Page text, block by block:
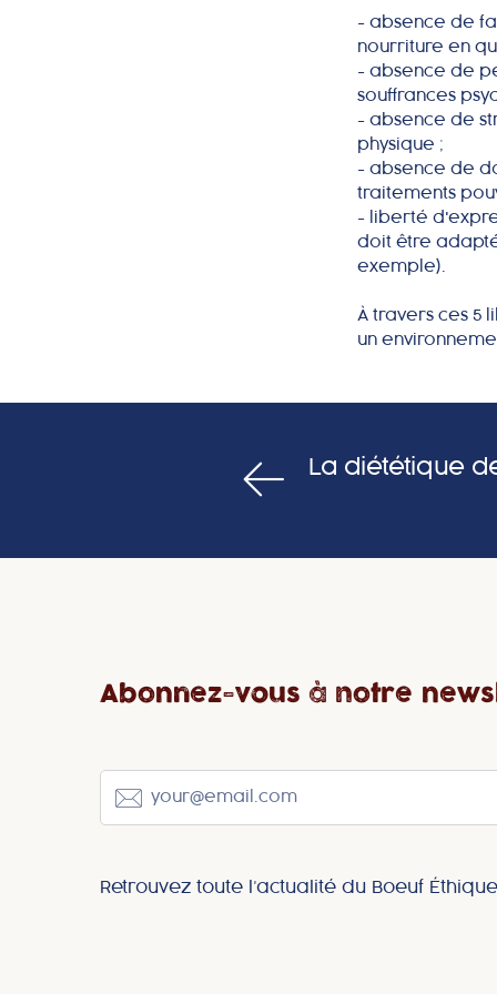
- absence de
nourriture en
- absence de
souffrances
- absence de
physique ;
- absence de
traitements
- liberté
doit être
exemple).
À travers ces 5
un
La diététique
Abonnez-vous à notre
Retrouvez toute l’actualité du Boeuf